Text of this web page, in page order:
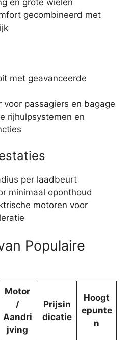
en grote wielen
gecombineerd met
met geavanceerde
voor passagiers en bagage
rijhulpsystemen en
per laadbeurt
minimaal oponthoud
motoren voor
Populaire
Motor
/
Aandri
jving
Prijsin
dicatie
Hoogt
epunte
n